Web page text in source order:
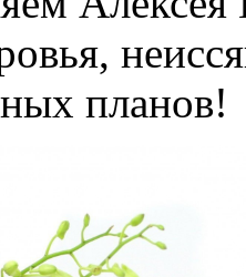
планов!